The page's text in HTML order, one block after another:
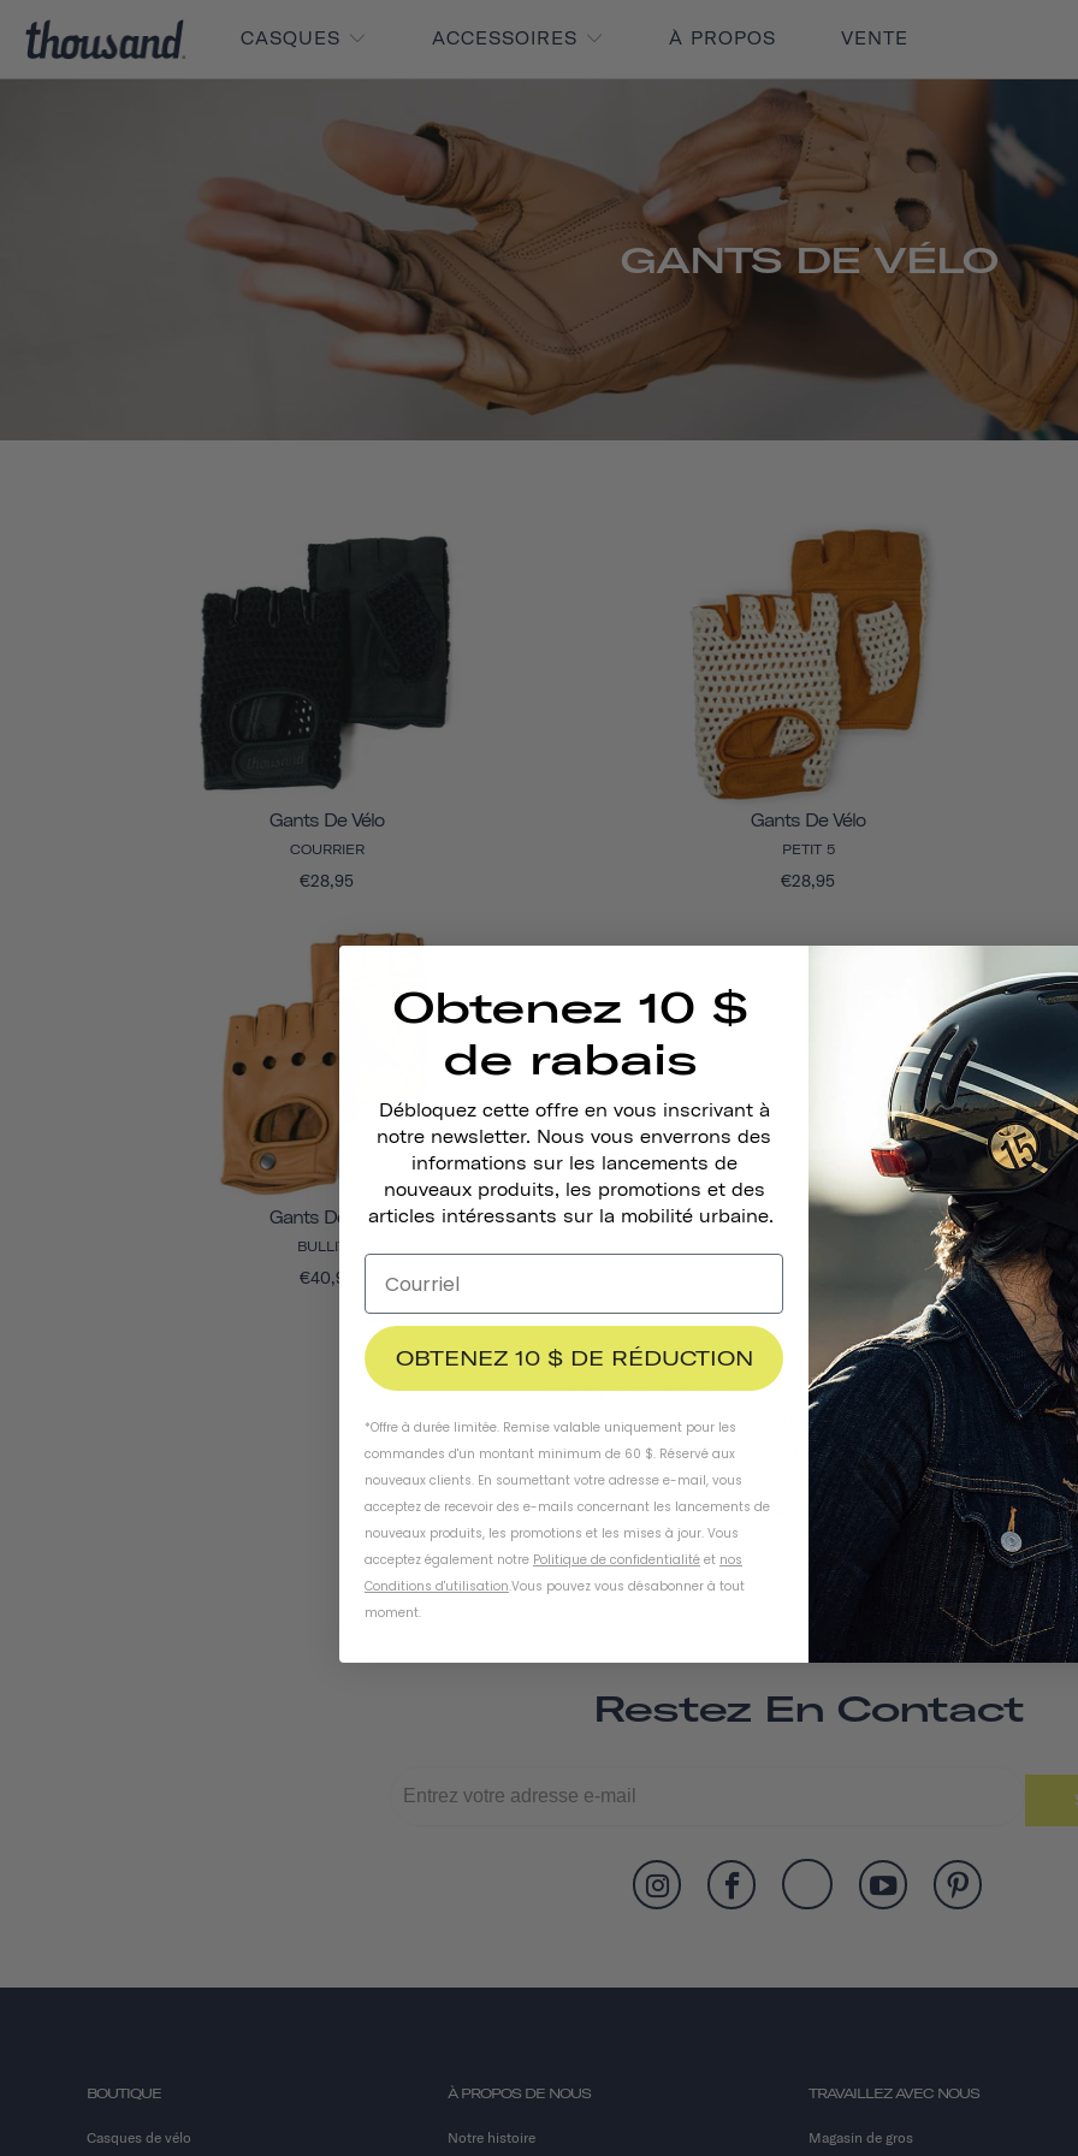
CASQUES ACCESSOIRES À PROPOS VENTE
GANTS DE VÉLO
Gants De Vélo
COURRIER
€28,95
Gants De Vélo
PETIT 5
€28,95
Gants De Vélo
BULLITT
€40,95
COMPLÉTEZ VOTRE LOOK POUR LA ROUTE AVEC NOS GANTS
DE VÉLO INSPIRÉS DES ANNÉES 70. NOS GANTS OFFRENT
UNE PRISE EN MAIN REMBOURRÉE ET DURABLE AINSI QU'UNE
BONNE RESPIRABILITÉ, TOUT EN COMPLÉTANT LE LOOK
TRADITIONNEL DE NOS CASQUES CLASSIQUES.
Restez En Contact
BOUTIQUE
Casques de vélo
À PROPOS DE NOUS
Notre histoire
TRAVAILLEZ AVEC NOUS
Magasin de gros
Obtenez 10 $
de rabais
Débloquez cette offre en vous inscrivant à
notre newsletter. Nous vous enverrons des
informations sur les lancements de
nouveaux produits, les promotions et des
articles intéressants sur la mobilité urbaine.
OBTENEZ 10 $ DE RÉDUCTION
*Offre à durée limitée. Remise valable uniquement pour les
commandes d'un montant minimum de 60 $. Réservé aux
nouveaux clients. En soumettant votre adresse e-mail, vous
acceptez de recevoir des e-mails concernant les lancements de
nouveaux produits, les promotions et les mises à jour. Vous
acceptez également notre Politique de confidentialité et nos
Conditions d'utilisation.Vous pouvez vous désabonner à tout
moment.